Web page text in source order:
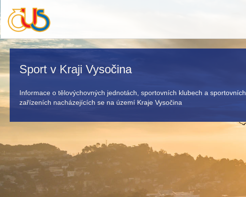
Sport v Kraji Vysočina
Informace o tělovýchovných jednotách, sportovních klubech a sportovních
zařízeních nacházejících se na území Kraje Vysočina